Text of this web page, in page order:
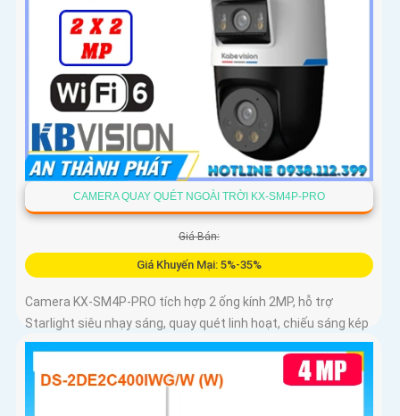
CAMERA QUAY QUÉT NGOÀI TRỜI KX-SM4P-PRO
Giá Bán:
Giá Khuyến Mại: 5%-35%
Camera KX-SM4P-PRO tích hợp 2 ống kính 2MP, hỗ trợ
Starlight siêu nhạy sáng, quay quét linh hoạt, chiếu sáng kép
thông minh và LED ánh sáng ấm 30m. Công nghệ AI-ISP kết